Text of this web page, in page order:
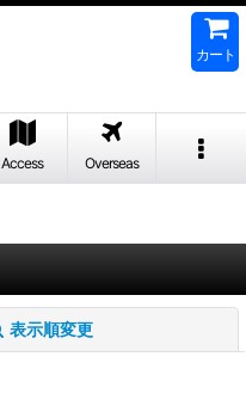
カート
Access Overseas
表示順変更